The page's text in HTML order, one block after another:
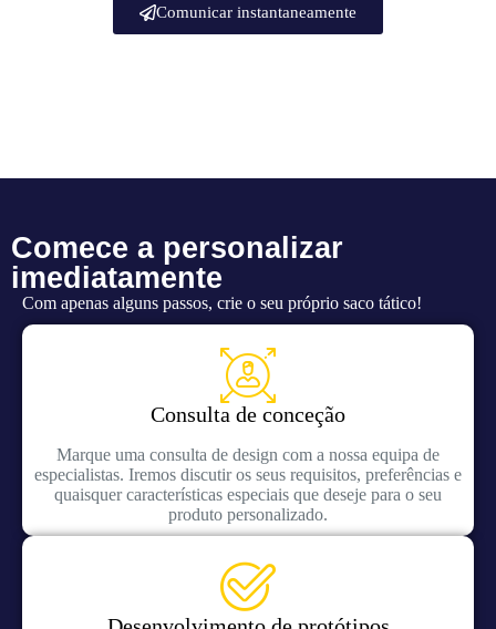
Comunicar instantaneamente
Comece a personalizar
imediatamente
Com apenas alguns passos, crie o seu próprio saco tático!
Consulta de conceção
Marque uma consulta de design com a nossa equipa de
especialistas. Iremos discutir os seus requisitos, preferências e
quaisquer características especiais que deseje para o seu
produto personalizado.